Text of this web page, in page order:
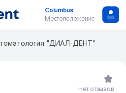
Columbus
Местоположение
"ДИАЛ-ДЕНТ"
Нет отзывов